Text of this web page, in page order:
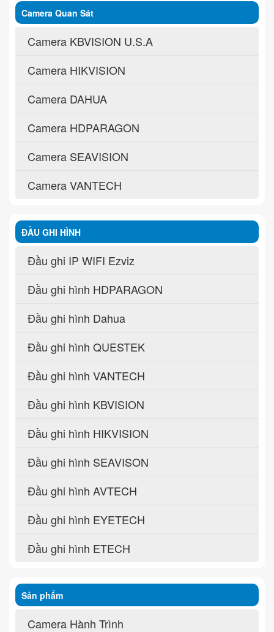
Camera Quan Sát
Camera KBVISION U.S.A
Camera HIKVISION
Camera DAHUA
Camera HDPARAGON
Camera SEAVISION
Camera VANTECH
ĐẦU GHI HÌNH
Đầu ghi IP WIFI Ezviz
Đầu ghi hình HDPARAGON
Đầu ghi hình Dahua
Đầu ghi hình QUESTEK
Đầu ghi hình VANTECH
Đầu ghi hình KBVISION
Đầu ghi hình HIKVISION
Đầu ghi hình SEAVISON
Đầu ghi hình AVTECH
Đầu ghi hình EYETECH
Đầu ghi hình ETECH
Sản phẩm
Camera Hành Trình